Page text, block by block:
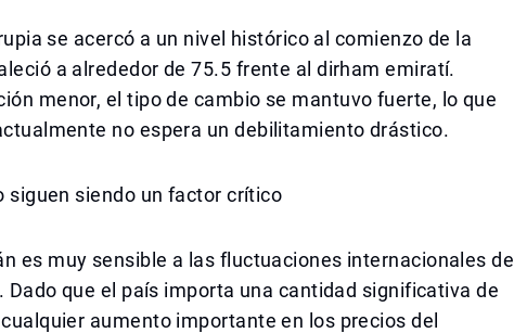
se acercó a un nivel histórico al comienzo de la
a alrededor de 75.5 frente al dirham emiratí.
menor, el tipo de cambio se mantuvo fuerte, lo que
no espera un debilitamiento drástico.
siguen siendo un factor crítico
es muy sensible a las fluctuaciones internacionales de
Dado que el país importa una cantidad significativa de
aumento importante en los precios del